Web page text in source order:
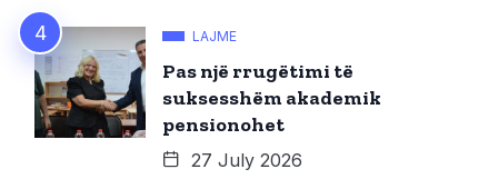
LAJME
Pas një rrugëtimi të
suksesshëm akademik
pensionohet
27 July 2026